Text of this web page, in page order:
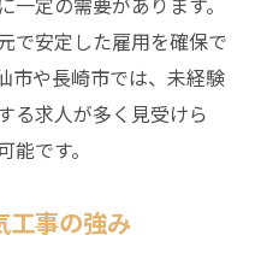
で安定した雇用を確保で
市や長崎市では、未経験
る求人が多く見受けら
です。
工事の強み